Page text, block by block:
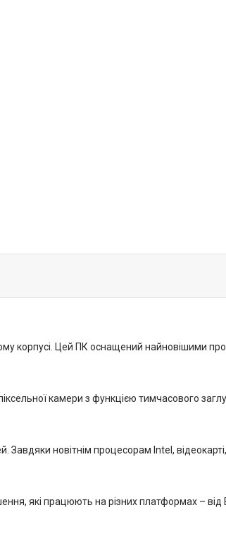
корпусі. Цей ПК оснащений найновішими
камери з функцією тимчасового
новітнім процесорам Intel,
які працюють на різних платформах – від